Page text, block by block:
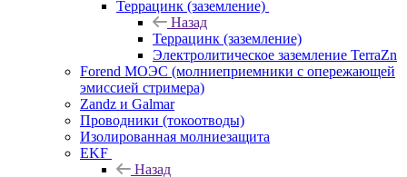
Террацинк (заземление)
Назад
Террацинк (заземление)
Электролитическое заземление TerraZn
Forend МОЭС (молниеприемники с опережающей
эмиссией стримера)
Zandz и Galmar
Проводники (токоотводы)
Изолированная молниезащита
EKF
Назад